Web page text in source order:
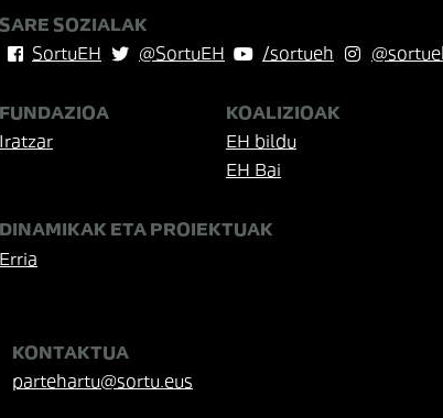
SARE SOZIALAK
SortuEH
@SortuEH /sortueh
FUNDAZIOA
Iratzar
KOALIZIOAK
EH bildu
EH Bai
DINAMIKAK ETA PROIEKTUAK
Erria
KONTAKTUA
partehartu@sortu.eus